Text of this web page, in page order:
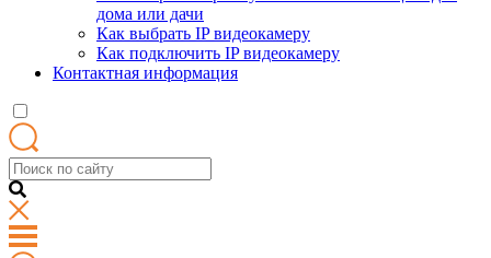
дома или дачи
Как выбрать IP видеокамеру
Как подключить IP видеокамеру
Контактная информация